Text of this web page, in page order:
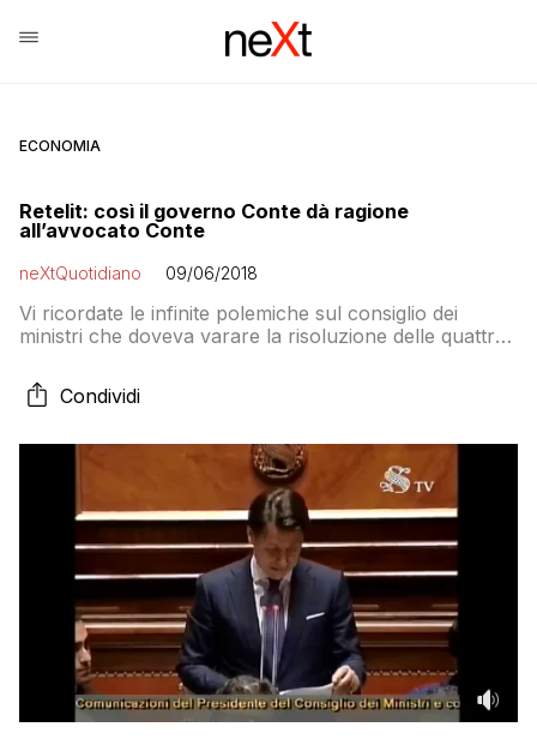
ECONOMIA
Retelit: così il governo Conte dà ragione
all’avvocato Conte
neXtQuotidiano 09/06/2018
Vi ricordate le infinite polemiche sul consiglio dei
ministri che doveva varare la risoluzione delle quattro
Boschi? Beh, tutto perdonato!
Condividi